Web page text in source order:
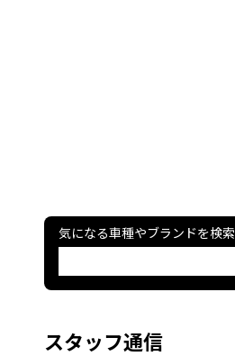
気になる車種やブランドを検索
スタッフ通信